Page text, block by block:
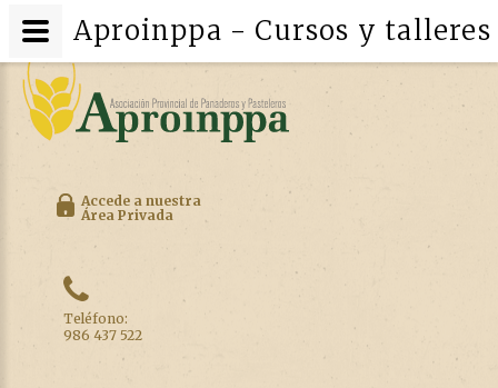
Accede a nuestra
Área Privada
Teléfono:
986 437 522
Aproinppa - Cursos y